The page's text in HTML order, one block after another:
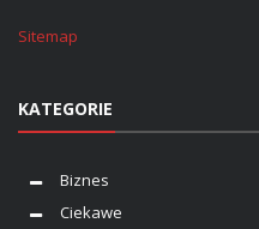
Sitemap
KATEGORIE
Biznes
Ciekawe